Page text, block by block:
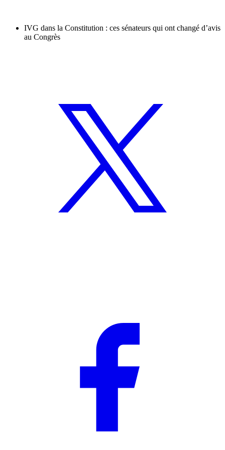
IVG dans la Constitution : ces sénateurs qui ont changé d’avis
au Congrès